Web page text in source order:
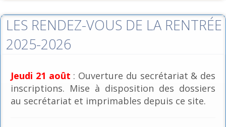
LES RENDEZ-VOUS DE LA RENTRÉE
2025-2026
Jeudi 21 août : Ouverture du secrétariat & des
inscriptions. Mise à disposition des dossiers
au secrétariat et imprimables depuis ce site.